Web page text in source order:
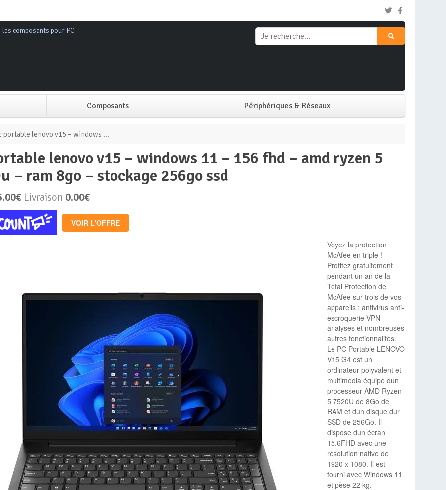
les composants pour PC
Composants
Alimentation PC
Boitier PC
Carte graphique
Mémoire PC
Périphériques & Réseaux
Ecran PC
portable lenovo v15 – windows ...
– ram 8go – stockage 256go ssd
Livraison 0.00€
VOIR L'OFFRE
Voyez la protection
McAfee en triple !
Profitez gratuitement
pendant un an de la
Total Protection de
McAfee sur trois de vos
appareils : antivirus anti-
escroquerie VPN
analyses et nombreuses
autres fonctionnalités.
Le PC Portable LENOVO
V15 G4 est un
ordinateur polyvalent et
multimédia équipé dun
processeur AMD Ryzen
5 7520U de 8Go de
RAM et dun disque dur
SSD de 256Go. Il
dispose dun écran
15.6FHD avec une
résolution native de
1920 x 1080. Il est
fourni avec Windows 11
et pèse 22 kg.